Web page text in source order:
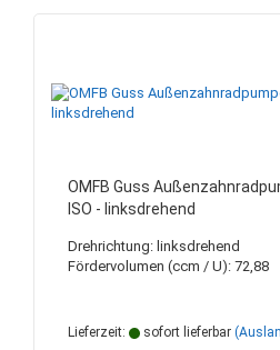
OMFB Guss
ISO - linksdrehend
Drehrichtung: linksdrehend
Fördervolumen (ccm / U): 72,88
Lieferzeit: sofort lieferbar